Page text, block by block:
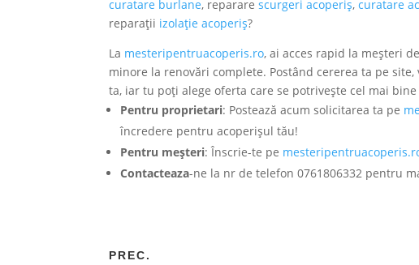
curatare burlane, repararescurgeri acoperiș,curatare
reparații izolație acoperiș?
La mesteripentruacoperis.ro, ai acces rapid la meșteri
minore la renovări complete. Postând cererea ta pe
ta, iar tu poți alege oferta care se potrivește cel mai
Pentru proprietari: Postează acum solicitarea ta pe
încredere pentru acoperișul tău!
Pentru meșteri: Înscrie-te pe
Contacteaza-ne la nr de telefon 0761806332 pentru
PREC.